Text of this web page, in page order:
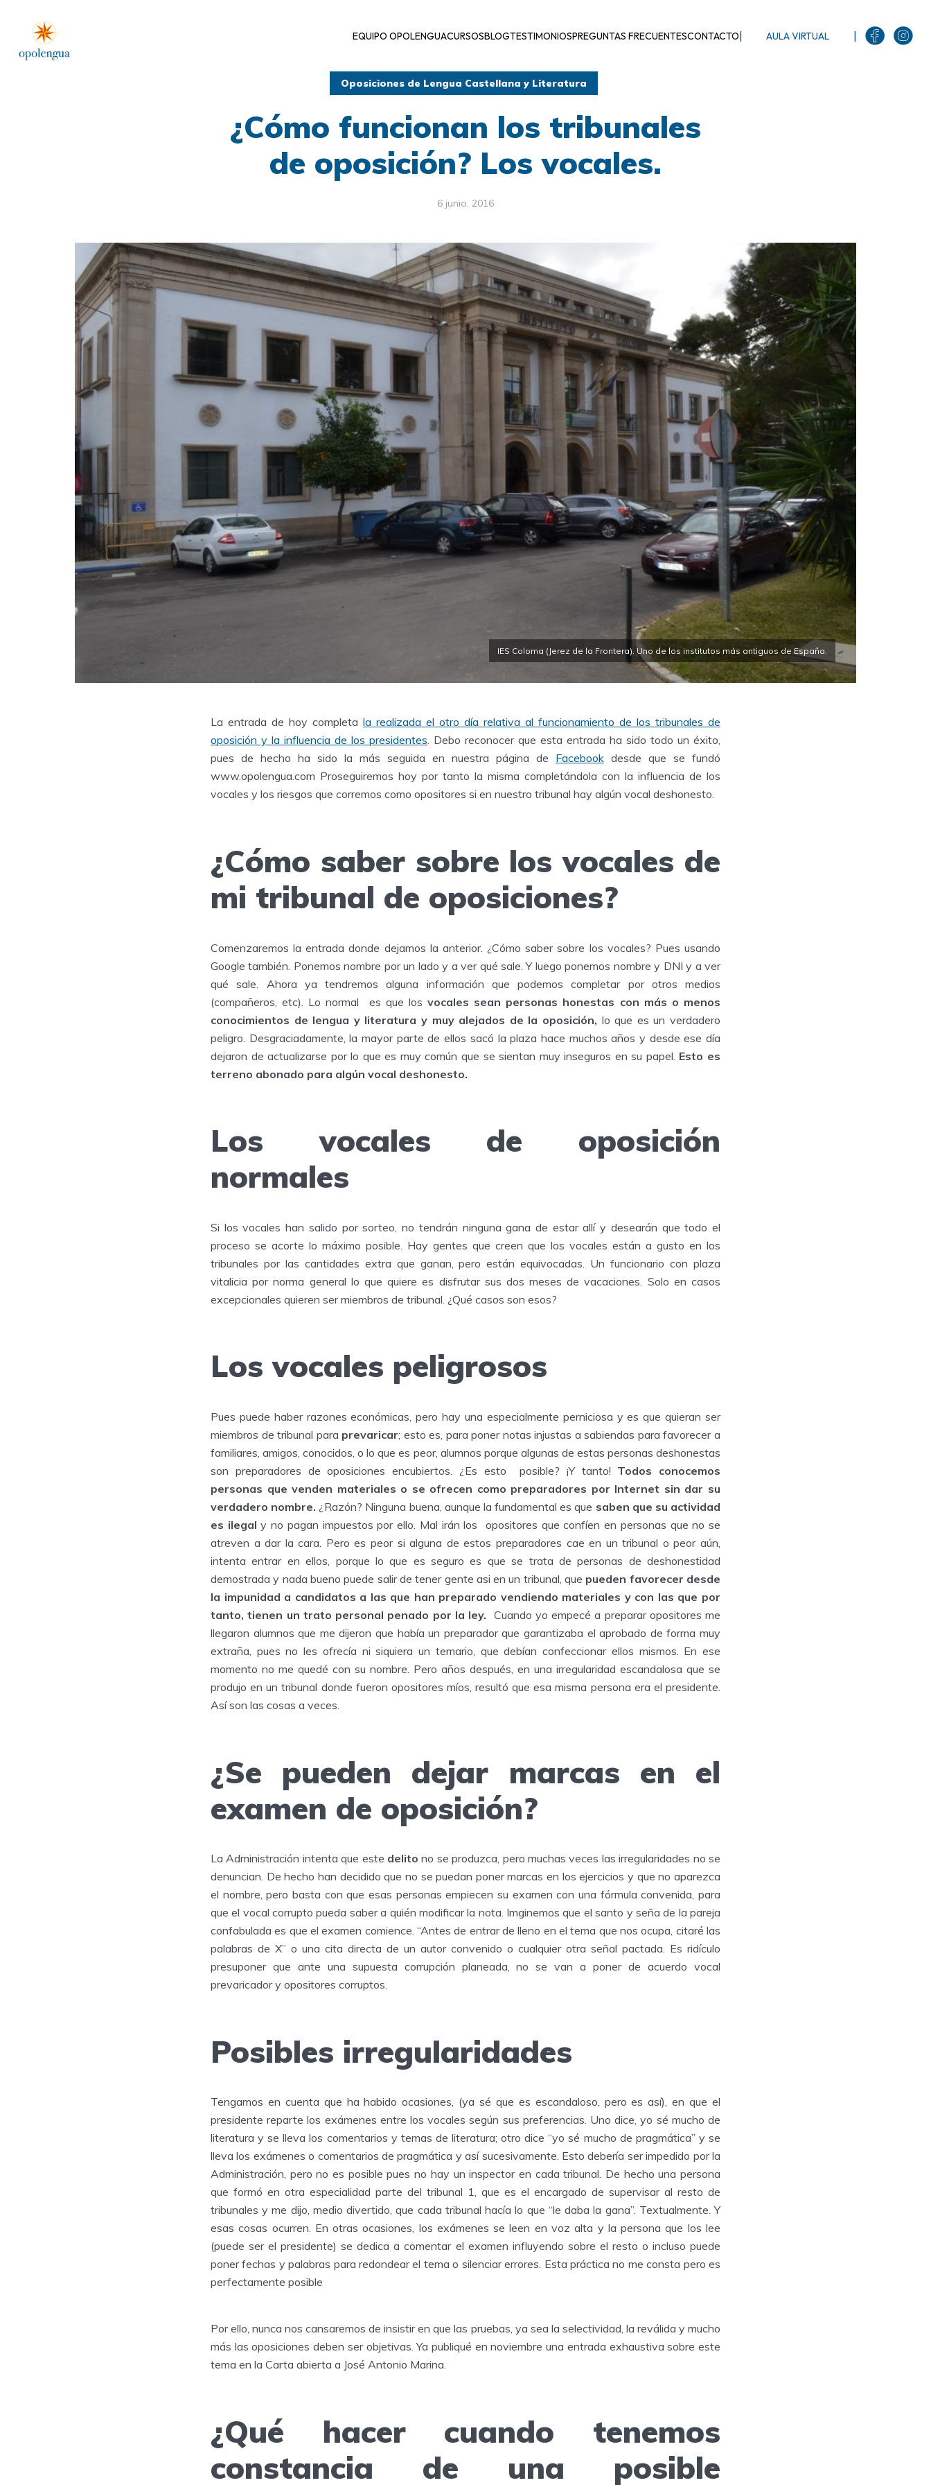
EQUIPO OPOLENGUACURSOSBLOGTESTIMONIOSPREGUNTAS FRECUENTESCONTACTO| AULA VIRTUAL |
Oposiciones de Lengua Castellana y Literatura
¿Cómo funcionan los tribunales
de oposición? Los vocales.
6 junio, 2016
IES Coloma (Jerez de la Frontera). Uno de los institutos más antiguos de España.
La entrada de hoy completa la realizada el otro día relativa al funcionamiento de los tribunales de
oposición y la influencia de los presidentes. Debo reconocer que esta entrada ha sido todo un éxito,
pues de hecho ha sido la más seguida en nuestra página de Facebook desde que se fundó
www.opolengua.com Proseguiremos hoy por tanto la misma completándola con la influencia de los
vocales y los riesgos que corremos como opositores si en nuestro tribunal hay algún vocal deshonesto.
¿Cómo saber sobre los vocales de
mi tribunal de oposiciones?
Comenzaremos la entrada donde dejamos la anterior. ¿Cómo saber sobre los vocales? Pues usando
Google también. Ponemos nombre por un lado y a ver qué sale. Y luego ponemos nombre y DNI y a ver
qué sale. Ahora ya tendremos alguna información que podemos completar por otros medios
(compañeros, etc). Lo normal es que losvocales sean personas honestas con más o menos
conocimientos de lengua y literatura y muy alejados de la oposición, lo que es un verdadero
peligro. Desgraciadamente, la mayor parte de ellos sacó la plaza hace muchos años y desde ese día
dejaron de actualizarse por lo que es muy común que se sientan muy inseguros en su papel. Esto es
terreno abonado para algún vocal deshonesto.
Los vocales de oposición
normales
Si los vocales han salido por sorteo, no tendrán ninguna gana de estar allí y desearán que todo el
proceso se acorte lo máximo posible. Hay gentes que creen que los vocales están a gusto en los
tribunales por las cantidades extra que ganan, pero están equivocadas. Un funcionario con plaza
vitalicia por norma general lo que quiere es disfrutar sus dos meses de vacaciones. Solo en casos
excepcionales quieren ser miembros de tribunal. ¿Qué casos son esos?
Los vocales peligrosos
Pues puede haber razones económicas, pero hay una especialmente perniciosa y es que quieran ser
miembros de tribunal para prevaricar; esto es, para poner notas injustas a sabiendas para favorecer a
familiares, amigos, conocidos, o lo que es peor, alumnos porque algunas de estas personas deshonestas
son preparadores de oposiciones encubiertos. ¿Es esto posible? ¡Y tanto! Todos conocemos
personas que venden materiales o se ofrecen como preparadores por Internet sin dar su
verdadero nombre. ¿Razón? Ninguna buena, aunque la fundamental es que saben que su actividad
es ilegal y no pagan impuestos por ello. Mal irán los opositores que confíen en personas que no se
atreven a dar la cara. Pero es peor si alguna de estos preparadores cae en un tribunal o peor aún,
intenta entrar en ellos, porque lo que es seguro es que se trata de personas de deshonestidad
demostrada y nada bueno puede salir de tener gente asi en un tribunal, que pueden favorecer desde
la impunidad a candidatos a las que han preparado vendiendo materiales y con las que por
tanto, tienen un trato personal penado por la ley. Cuando yo empecé a preparar opositores me
llegaron alumnos que me dijeron que había un preparador que garantizaba el aprobado de forma muy
extraña, pues no les ofrecía ni siquiera un temario, que debían confeccionar ellos mismos. En ese
momento no me quedé con su nombre. Pero años después, en una irregularidad escandalosa que se
produjo en un tribunal donde fueron opositores míos, resultó que esa misma persona era el presidente.
Así son las cosas a veces.
¿Se pueden dejar marcas en el
examen de oposición?
La Administración intenta que este delito no se produzca, pero muchas veces las irregularidades no se
denuncian. De hecho han decidido que no se puedan poner marcas en los ejercicios y que no aparezca
el nombre, pero basta con que esas personas empiecen su examen con una fórmula convenida, para
que el vocal corrupto pueda saber a quién modificar la nota. Imginemos que el santo y seña de la pareja
confabulada es que el examen comience. “Antes de entrar de lleno en el tema que nos ocupa, citaré las
palabras de X” o una cita directa de un autor convenido o cualquier otra señal pactada. Es ridículo
presuponer que ante una supuesta corrupción planeada, no se van a poner de acuerdo vocal
prevaricador y opositores corruptos.
Posibles irregularidades
Tengamos en cuenta que ha habido ocasiones, (ya sé que es escandaloso, pero es así), en que el
presidente reparte los exámenes entre los vocales según sus preferencias. Uno dice, yo sé mucho de
literatura y se lleva los comentarios y temas de literatura; otro dice “yo sé mucho de pragmática” y se
lleva los exámenes o comentarios de pragmática y así sucesivamente. Esto debería ser impedido por la
Administración, pero no es posible pues no hay un inspector en cada tribunal. De hecho una persona
que formó en otra especialidad parte del tribunal 1, que es el encargado de supervisar al resto de
tribunales y me dijo, medio divertido, que cada tribunal hacía lo que “le daba la gana”. Textualmente. Y
esas cosas ocurren. En otras ocasiones, los exámenes se leen en voz alta y la persona que los lee
(puede ser el presidente) se dedica a comentar el examen influyendo sobre el resto o incluso puede
poner fechas y palabras para redondear el tema o silenciar errores. Esta práctica no me consta pero es
perfectamente posible
Por ello, nunca nos cansaremos de insistir en que las pruebas, ya sea la selectividad, la reválida y mucho
más las oposiciones deben ser objetivas. Ya publiqué en noviembre una entrada exhaustiva sobre este
tema en la Carta abierta a José Antonio Marina.
¿Qué hacer cuando tenemos
constancia de una posible